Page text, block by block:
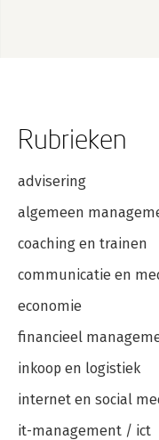
Rubrieken
advisering
algemeen
coaching en trainen
communicatie en
economie
financieel
inkoop en logistiek
internet en social
it-management / ict